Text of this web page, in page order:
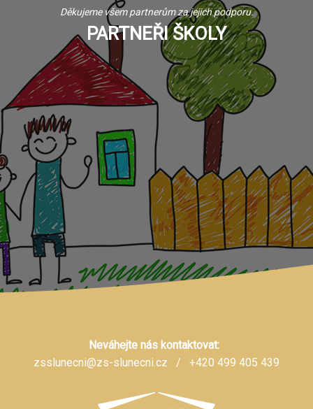
Děkujeme všem partnerům za jejich podporu.
PARTNEŘI ŠKOLY
Neváhejte nás kontaktovat:
zsslunecni@zs-slunecni.cz / +420 499 405 439